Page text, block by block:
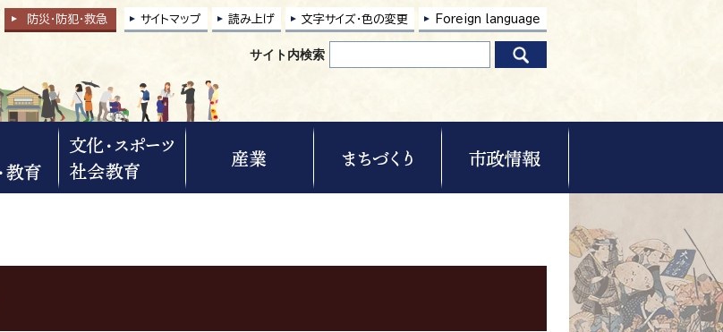
防災・防犯・救急 サイトマップ 読み上げ 文字サイズ・色の変更 Foreign language
サイト内検索